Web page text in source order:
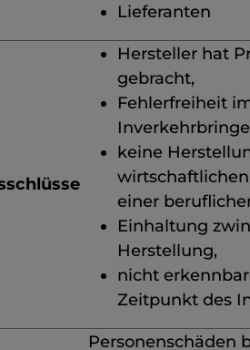
Lieferanten
Hersteller hat
gebracht,
Fehlerfreiheit
keine
einer
Einhaltung
Herstellung,
nicht
Zeitpunkt des
Personenschäden